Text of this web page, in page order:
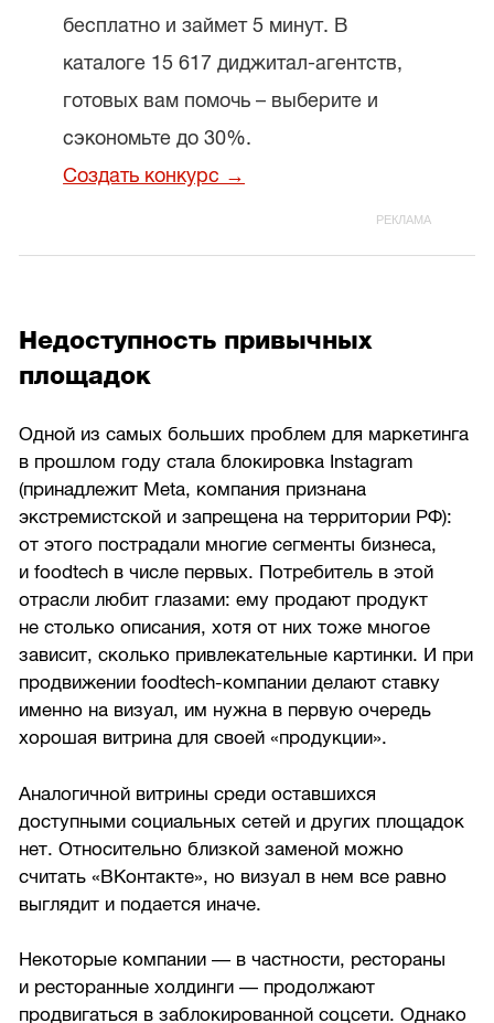
бесплатно и займет 5 минут. В
каталоге 15 617 диджитал-агентств,
готовых вам помочь – выберите и
сэкономьте до 30%.
Создать конкурс →
Недоступность привычных
площадок
Одной из самых больших проблем для маркетинга
в прошлом году стала блокировка Instagram
(принадлежит Meta, компания признана
экстремистской и запрещена на территории РФ):
от этого пострадали многие сегменты бизнеса,
и foodtech в числе первых. Потребитель в этой
отрасли любит глазами: ему продают продукт
не столько описания, хотя от них тоже многое
зависит, сколько привлекательные картинки. И при
продвижении foodtech-компании делают ставку
именно на визуал, им нужна в первую очередь
хорошая витрина для своей «продукции».
Аналогичной витрины среди оставшихся
доступными социальных сетей и других площадок
нет. Относительно близкой заменой можно
считать «ВКонтакте», но визуал в нем все равно
выглядит и подается иначе.
Некоторые компании — в частности, рестораны
и ресторанные холдинги — продолжают
продвигаться в заблокированной соцсети. Однако